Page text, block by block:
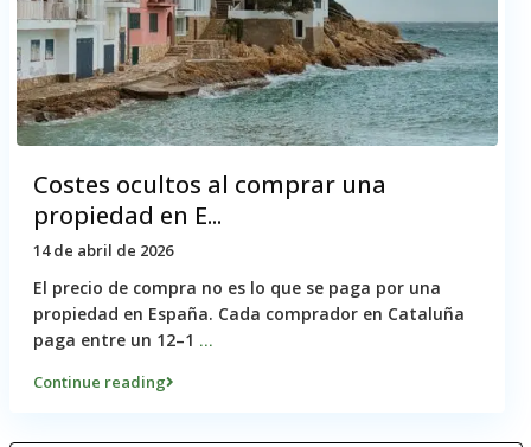
Costes ocultos al comprar una
propiedad en E...
14 de abril de 2026
El precio de compra no es lo que se paga por una
propiedad en España. Cada comprador en Cataluña
paga entre un 12–1 ...
Continue reading